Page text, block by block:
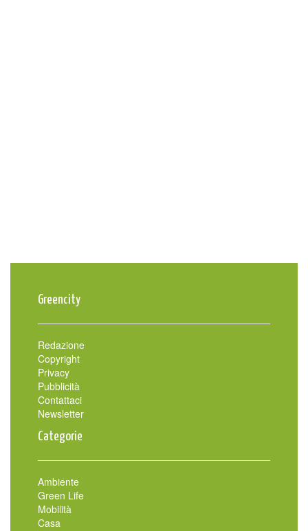
Greencity
Redazione
Copyright
Privacy
Pubblicità
Contattaci
Newsletter
Categorie
Ambiente
Green Life
Mobilità
Casa